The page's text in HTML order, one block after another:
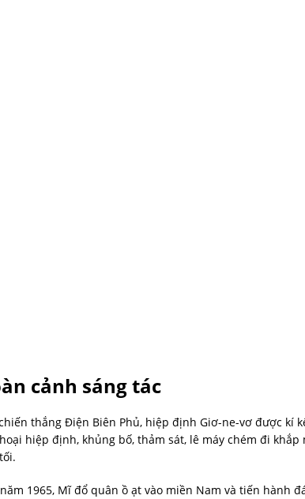
cảnh sáng tác
thắng Điện Biên Phủ, hiệp định Giơ-ne-vơ được kí
hiệp định, khủng bố, thảm sát, lê máy chém đi
1965, Mĩ đổ quân ồ ạt vào miền Nam và tiến hành